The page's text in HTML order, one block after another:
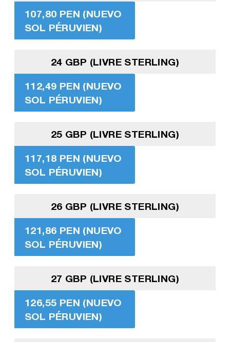
107,80 PEN (NUEVO
SOL PÉRUVIEN)
24 GBP (LIVRE STERLING)
112,49 PEN (NUEVO
SOL PÉRUVIEN)
25 GBP (LIVRE STERLING)
117,18 PEN (NUEVO
SOL PÉRUVIEN)
26 GBP (LIVRE STERLING)
121,86 PEN (NUEVO
SOL PÉRUVIEN)
27 GBP (LIVRE STERLING)
126,55 PEN (NUEVO
SOL PÉRUVIEN)